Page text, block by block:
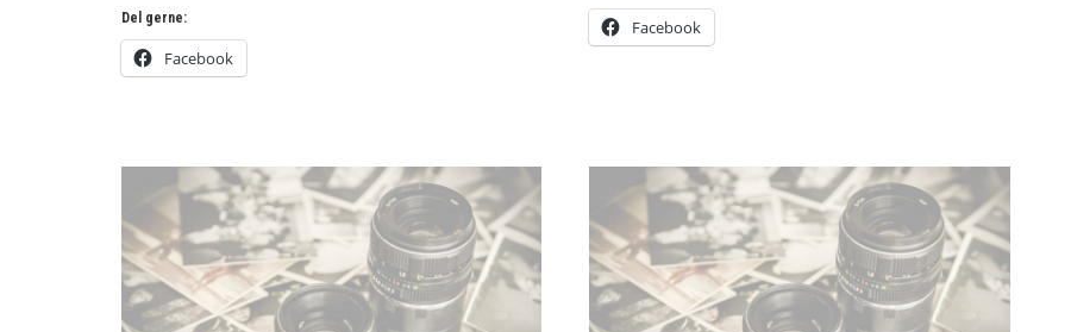
Del gerne:
Facebook
Facebook